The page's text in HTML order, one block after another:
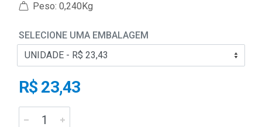
Peso: 0,240Kg
SELECIONE UMA EMBALAGEM
R$ 23,43